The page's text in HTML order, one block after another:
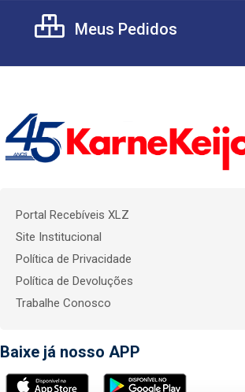
Meus Pedidos
Portal Recebíveis XLZ
Site Institucional
Política de Privacidade
Política de Devoluções
Trabalhe Conosco
Baixe já nosso APP